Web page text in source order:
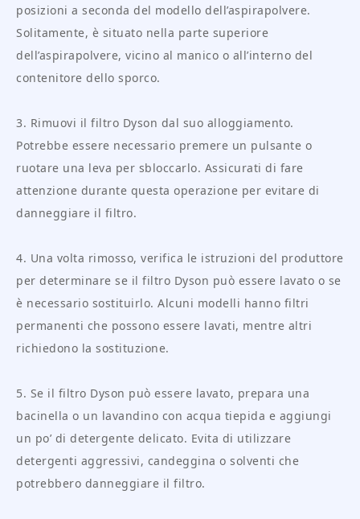
posizioni a seconda del modello dell’aspirapolvere.
Solitamente, è situato nella parte superiore
dell’aspirapolvere, vicino al manico o all’interno del
contenitore dello sporco.
3. Rimuovi il filtro Dyson dal suo alloggiamento.
Potrebbe essere necessario premere un pulsante o
ruotare una leva per sbloccarlo. Assicurati di fare
attenzione durante questa operazione per evitare di
danneggiare il filtro.
4. Una volta rimosso, verifica le istruzioni del produttore
per determinare se il filtro Dyson può essere lavato o se
è necessario sostituirlo. Alcuni modelli hanno filtri
permanenti che possono essere lavati, mentre altri
richiedono la sostituzione.
5. Se il filtro Dyson può essere lavato, prepara una
bacinella o un lavandino con acqua tiepida e aggiungi
un po’ di detergente delicato. Evita di utilizzare
detergenti aggressivi, candeggina o solventi che
potrebbero danneggiare il filtro.